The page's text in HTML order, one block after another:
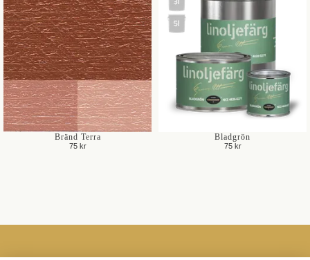
Bränd Terra
75 kr
Bladgrön
75 kr